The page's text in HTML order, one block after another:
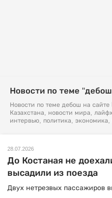
Новости по теме
Новости по теме дебош на сайте
Казахстана, новости мира,
интервью, политика,
28.07.2026
До Костаная не
высадили из поезда
Двух нетрезвых пассажиров